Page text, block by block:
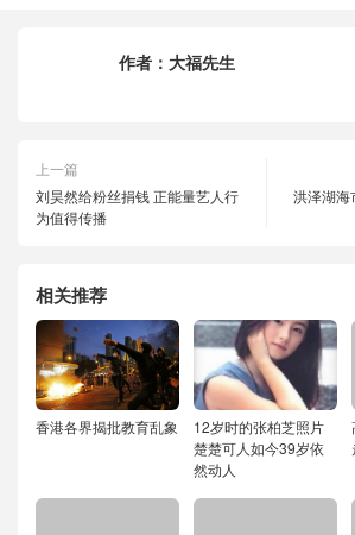
作者： 大福先生
上一篇
刘昊然给粉丝捐钱 正能量艺人行
为值得传播
洪泽湖海
相关推荐
香港各界揭批教育乱象
12岁时的张柏芝照片
楚楚可人如今39岁依
然动人